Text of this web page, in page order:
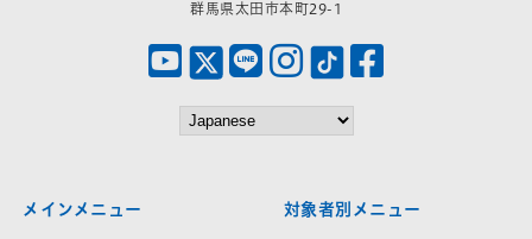
群馬県太田市本町29-1
メインメニュー 対象者別メニュー